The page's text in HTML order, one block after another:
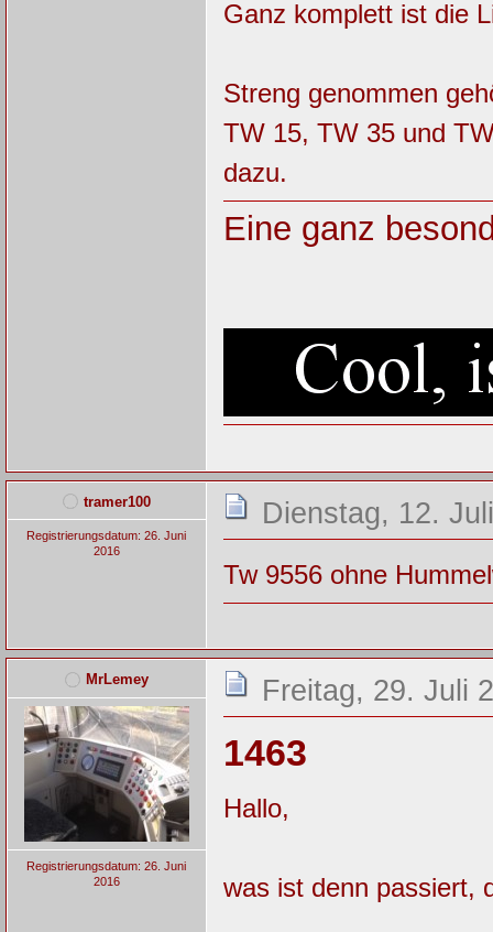
Ganz komplett ist die
Streng genommen
TW 15, TW 35 und
dazu.
Eine ganz
tramer100
Registrierungsdatum: 26. Juni
2016
Dienstag, 12.
Tw 9556 ohne
MrLemey
Registrierungsdatum: 26. Juni
2016
Freitag, 29. Juli
1463
Hallo,
was ist denn passiert,